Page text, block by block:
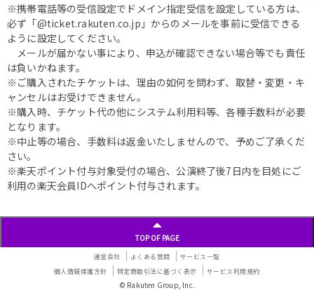
※携帯電話等の受信設定でドメイン指定受信を設定している方は、
必ず「@ticket.rakuten.co.jp」からのメールを事前に受信できる
ように設定してください。
メールが届かない事により、申込が確認できない場合等でも責任
は負いかねます。
※ご購入されたチケットは、理由の如何を問わず、取替・変更・キ
ャンセルはお受けできません。
※購入時、チケット代の他にシステム利用料等、各種手数料が必要
となります。
※中止等の場合、手数料は返金いたしませんので、予めご了承くだ
さい。
※楽天ポイント付与対象受付の場合、公演終了後7日内を目処にご
利用の楽天会員IDへポイント付与されます。
TOP OF PAGE
運営会社 よくある質問
サービス一覧
個人情報保護方針
特定商取引法に基づく表示 サービス利用規約
© Rakuten Group, Inc.